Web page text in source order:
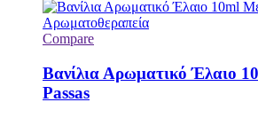
Compare
Βανίλια Αρωματικό Έλαιο
Passas